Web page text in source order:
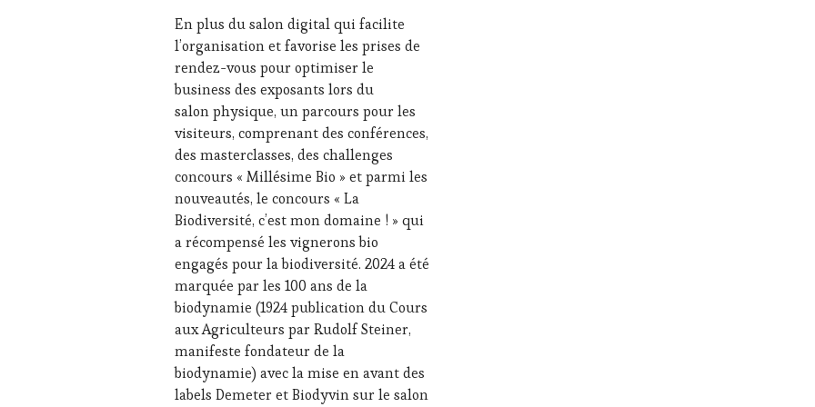
RADIO,
TV,
WEB,
OENOTOURISME,
PALETTE,
PARTENAIRES
VIN
TOURISME
PRODUCTEURS
TERROIR,
PROVENCE,
RESTAURATEUR,
CHEF,
CUISINIER,
ŒNOLOGUE,
SOMMELIER,
SAINTE-
VICTOIRE
SALONS
INTERNATIONAUX,
SPOT
BY,
En plus du salon digital qui facilite
l’organisation et favorise les prises de
rendez-vous pour optimiser le
business des exposants lors du
salon physique, un parcours pour les
visiteurs, comprenant des conférences,
des masterclasses, des challenges
concours « Millésime Bio » et parmi les
nouveautés, le concours « La
Biodiversité, c’est mon domaine ! » qui
a récompensé les vignerons bio
engagés pour la biodiversité. 2024 a été
marquée par les 100 ans de la
biodynamie (1924 publication du Cours
aux Agriculteurs par Rudolf Steiner,
manifeste fondateur de la
biodynamie) avec la mise en avant des
labels Demeter et Biodyvin sur le salon